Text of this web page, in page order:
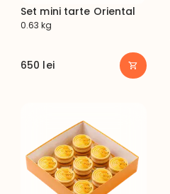
Set mini tarte Oriental
0.63 kg
650 lei